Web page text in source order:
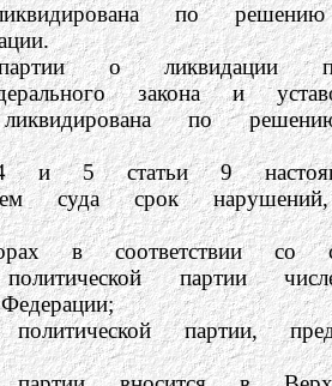
по решению ее
закона и
по решению
9 настоящего
нарушений,
со
партии
партии,